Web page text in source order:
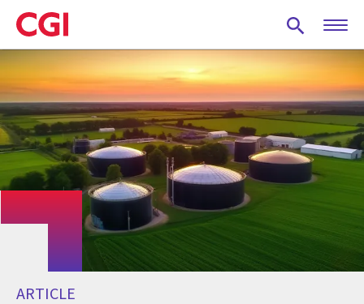
Skip
to
main
content
ARTICLE